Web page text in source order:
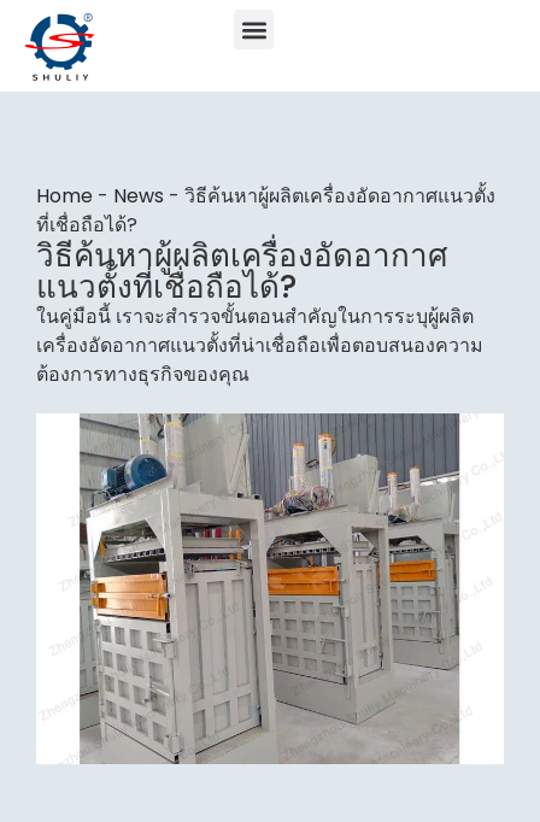
Home - News - วิธีค้นหาผู้ผลิตเครื่องอัดอากาศแนวตั้ง
ที่เชื่อถือได้?
วิธีค้นหาผู้ผลิตเครื่องอัดอากาศ
แนวตั้งที่เชื่อถือได้?
ในคู่มือนี้ เราจะสำรวจขั้นตอนสำคัญในการระบุผู้ผลิต
เครื่องอัดอากาศแนวตั้งที่น่าเชื่อถือเพื่อตอบสนองความ
ต้องการทางธุรกิจของคุณ